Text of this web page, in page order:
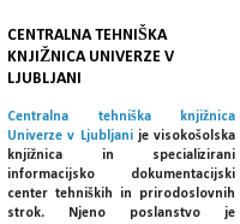
CENTRALNA TEHNIŠKA
KNJIŽNICA UNIVERZE V
LJUBLJANI
Centralna tehniška knjižnica
Univerze v Ljubljanije visokošolska
knjižnica in specializirani
informacijsko dokumentacijski
center tehniških in prirodoslovnih
strok. Njeno poslanstvo je